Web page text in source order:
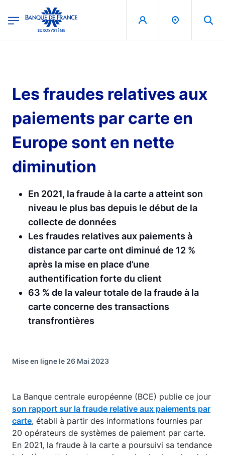
Banque de France - Menu Principal
Les fraudes relatives aux
paiements par carte en
Europe sont en nette
diminution
En 2021, la fraude à la carte a atteint son
niveau le plus bas depuis le début de la
collecte de données
Les fraudes relatives aux paiements à
distance par carte ont diminué de 12 %
après la mise en place d’une
authentification forte du client
63 % de la valeur totale de la fraude à la
carte concerne des transactions
transfrontières
Mise en ligne le 26 Mai 2023
La Banque centrale européenne (BCE) publie ce jour
son rapport sur la fraude relative aux paiements par
carte, établi à partir des informations fournies par
20 opérateurs de systèmes de paiement par carte.
En 2021, la fraude à la carte a poursuivi sa tendance